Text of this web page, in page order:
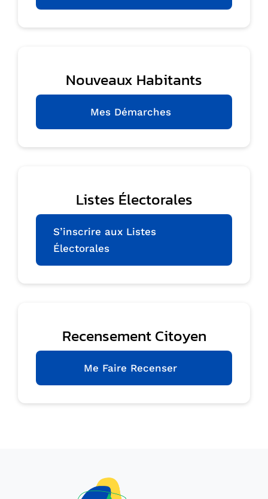
Nouveaux Habitants
Mes Démarches
Listes Électorales
S’inscrire aux Listes
Électorales
Recensement Citoyen
Me Faire Recenser